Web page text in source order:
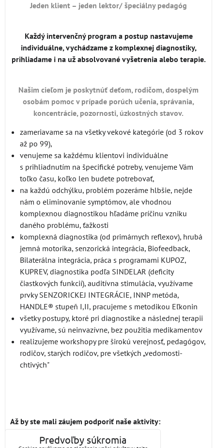
Jeden klient – jeden lektor/ špeciálny pedagóg
Každý intervenčný program a postup nastavujeme
individuálne, vychádzame z komplexnej diagnostiky,
prihliadame i na už absolvované vyšetrenia alebo terapie.
Našim cieľom je poskytnúť deťom, rodičom, dospelým
osobám pomoc v prípade porúch učenia, správania,
koncentrácie, pozornosti, úzkostných stavov.
zameriavame sa na všetky vekové kategórie (od 3 rokov
až po 99),
venujeme sa každému klientovi individuálne
s prihliadnutím na špecifické potreby, venujeme Vám
toľko času, koľko len budete potrebovať,
na každú odchýlku, problém pozeráme hlbšie, nejde
nám o eliminovanie symptómov, ale vhodnou
komplexnou diagnostikou hľadáme príčinu vzniku
daného problému, ťažkosti
komplexná diagnostika (od primárnych reflexov), hrubá
jemná motorika, senzorická integrácia, Biofeedback,
Bilaterálna integrácia, práca s programami KUPOZ,
KUPREV, diagnostika podľa SINDELAR (deficity
čiastkových funkcií), auditívna stimulácia, využívame
prvky SENZORICKEJ INTEGRÁCIE, INNP metóda,
HANDLE® stupeň I,II, pracujeme s metodikou Eľkonin
všetky postupy, ktoré pri diagnostike a následnej terapii
využívame, sú neinvazívne, bez použitia medikamentov
realizujeme workshopy pre širokú verejnosť, pedagógov,
rodičov, starých rodičov, pre všetkých „vedomosti-
chtivých"
Až by ste mali záujem podporiť naše aktivity:
číslo účtu:Predvoľby súkromia